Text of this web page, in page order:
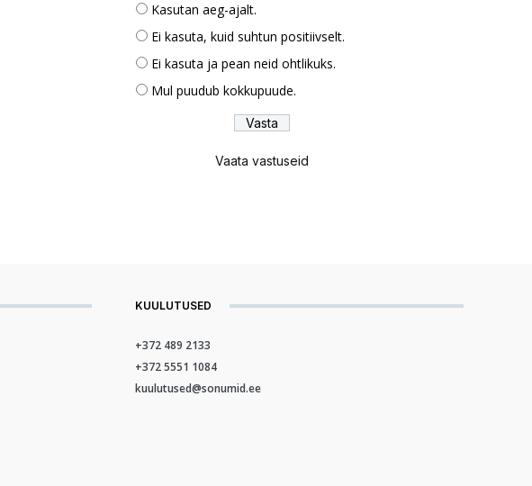
Kasutan aeg-ajalt.
Ei kasuta, kuid suhtun positiivselt.
Ei kasuta ja pean neid ohtlikuks.
Mul puudub kokkupuude.
Vaata vastuseid
KUULUTUSED
+372 489 2133
+372 5551 1084
kuulutused@sonumid.ee